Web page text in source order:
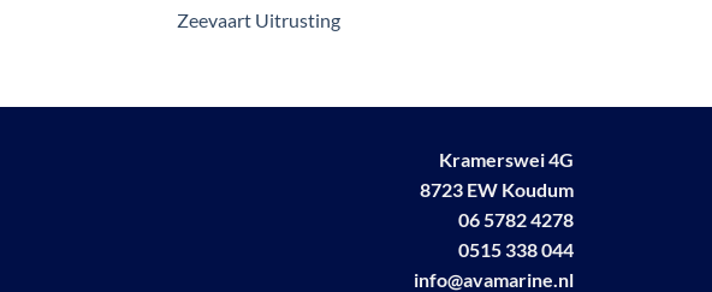
Zeevaart Uitrusting
Kramerswei 4G
8723 EW Koudum
06 5782 4278
0515 338 044
info@avamarine.nl